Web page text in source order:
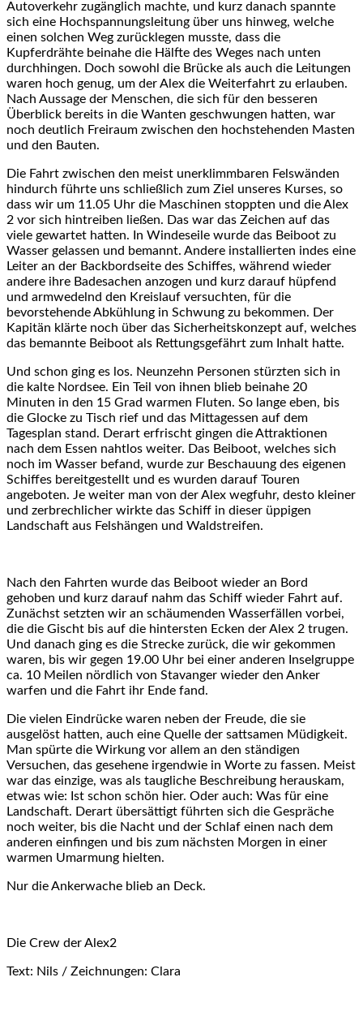
Autoverkehr zugänglich machte, und kurz danach spannte
sich eine Hochspannungsleitung über uns hinweg, welche
einen solchen Weg zurücklegen musste, dass die
Kupferdrähte beinahe die Hälfte des Weges nach unten
durchhingen. Doch sowohl die Brücke als auch die Leitungen
waren hoch genug, um der Alex die Weiterfahrt zu erlauben.
Nach Aussage der Menschen, die sich für den besseren
Überblick bereits in die Wanten geschwungen hatten, war
noch deutlich Freiraum zwischen den hochstehenden Masten
und den Bauten.
Die Fahrt zwischen den meist unerklimmbaren Felswänden
hindurch führte uns schließlich zum Ziel unseres Kurses, so
dass wir um 11.05 Uhr die Maschinen stoppten und die Alex
2 vor sich hintreiben ließen. Das war das Zeichen auf das
viele gewartet hatten. In Windeseile wurde das Beiboot zu
Wasser gelassen und bemannt. Andere installierten indes eine
Leiter an der Backbordseite des Schiffes, während wieder
andere ihre Badesachen anzogen und kurz darauf hüpfend
und armwedelnd den Kreislauf versuchten, für die
bevorstehende Abkühlung in Schwung zu bekommen. Der
Kapitän klärte noch über das Sicherheitskonzept auf, welches
das bemannte Beiboot als Rettungsgefährt zum Inhalt hatte.
Und schon ging es los. Neunzehn Personen stürzten sich in
die kalte Nordsee. Ein Teil von ihnen blieb beinahe 20
Minuten in den 15 Grad warmen Fluten. So lange eben, bis
die Glocke zu Tisch rief und das Mittagessen auf dem
Tagesplan stand. Derart erfrischt gingen die Attraktionen
nach dem Essen nahtlos weiter. Das Beiboot, welches sich
noch im Wasser befand, wurde zur Beschauung des eigenen
Schiffes bereitgestellt und es wurden darauf Touren
angeboten. Je weiter man von der Alex wegfuhr, desto kleiner
und zerbrechlicher wirkte das Schiff in dieser üppigen
Landschaft aus Felshängen und Waldstreifen.
Nach den Fahrten wurde das Beiboot wieder an Bord
gehoben und kurz darauf nahm das Schiff wieder Fahrt auf.
Zunächst setzten wir an schäumenden Wasserfällen vorbei,
die die Gischt bis auf die hintersten Ecken der Alex 2 trugen.
Und danach ging es die Strecke zurück, die wir gekommen
waren, bis wir gegen 19.00 Uhr bei einer anderen Inselgruppe
ca. 10 Meilen nördlich von Stavanger wieder den Anker
warfen und die Fahrt ihr Ende fand.
Die vielen Eindrücke waren neben der Freude, die sie
ausgelöst hatten, auch eine Quelle der sattsamen Müdigkeit.
Man spürte die Wirkung vor allem an den ständigen
Versuchen, das gesehene irgendwie in Worte zu fassen. Meist
war das einzige, was als taugliche Beschreibung herauskam,
etwas wie: Ist schon schön hier. Oder auch: Was für eine
Landschaft. Derart übersättigt führten sich die Gespräche
noch weiter, bis die Nacht und der Schlaf einen nach dem
anderen einfingen und bis zum nächsten Morgen in einer
warmen Umarmung hielten.
Nur die Ankerwache blieb an Deck.
Die Crew der Alex2
Text: Nils / Zeichnungen: Clara